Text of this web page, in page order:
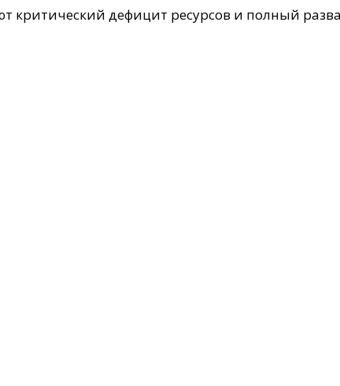
дефицит ресурсов и полный